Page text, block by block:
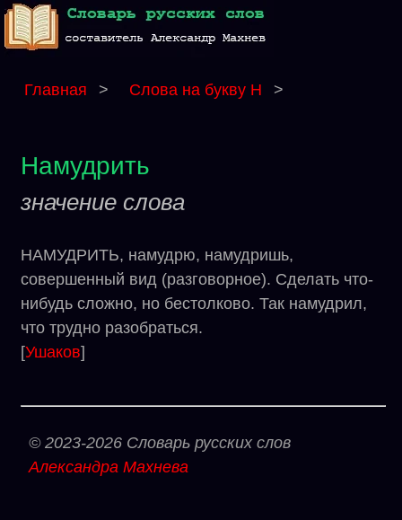
Главная > Слова на букву Н >
Намудрить
значение слова
НАМУДРИТЬ, намудрю, намудришь,
совершенный вид (разговорное). Сделать что-
нибудь сложно, но бестолково. Так намудрил,
что трудно разобраться.
[Ушаков]
© 2023-2026 Словарь русских слов
Александра Махнева